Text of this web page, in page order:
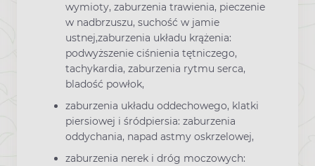
wymioty, zaburzenia trawienia, pieczenie
w nadbrzuszu, suchość w jamie
ustnej,zaburzenia układu krążenia:
podwyższenie ciśnienia tętniczego,
tachykardia, zaburzenia rytmu serca,
bladość powłok,
zaburzenia układu oddechowego, klatki
piersiowej i śródpiersia: zaburzenia
oddychania, napad astmy oskrzelowej,
zaburzenia nerek i dróg moczowych: